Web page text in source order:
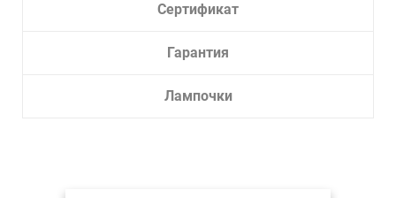
Сертификат
Гарантия
Лампочки